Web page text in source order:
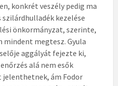
konkrét veszély pedig ma
szilárdhulladék kezelése
önkormányzat, szerinte,
megtesz. Gyula
aggályát fejezte ki,
alá nem esők
ám Fodor